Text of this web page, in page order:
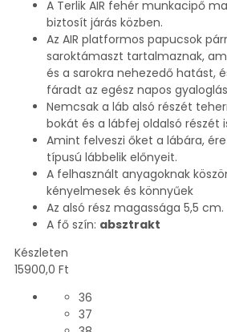
A Terlik AIR fehér munkacipő
biztosít járás közben.
Az AIR platformos papucsok
saroktámaszt tartalmaznak,
és a sarokra nehezedő hatást,
fáradt az egész napos
Nemcsak a láb alsó részét
bokát és a lábfej oldalsó részét
Amint felveszi őket a lábára,
típusú lábbelik előnyeit.
A felhasznált anyagoknak
kényelmesek és könnyűek
Az alsó rész magassága 5,5 cm.
A fő szín: absztrakt
Készleten
15900,0 Ft
36
37